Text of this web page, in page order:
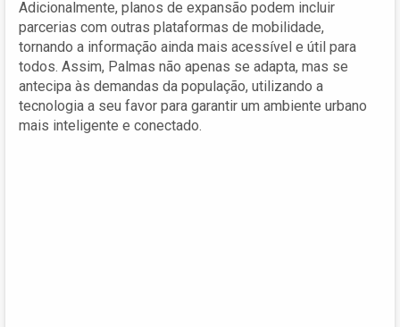
Adicionalmente, planos de expansão podem incluir
parcerias com outras plataformas de mobilidade,
tornando a informação ainda mais acessível e útil para
todos. Assim, Palmas não apenas se adapta, mas se
antecipa às demandas da população, utilizando a
tecnologia a seu favor para garantir um ambiente urbano
mais inteligente e conectado.